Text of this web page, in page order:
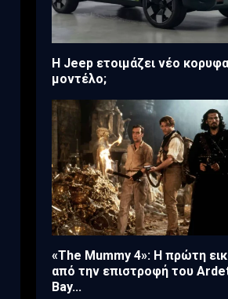
H Jeep ετοιμάζει νέο
μοντέλο;
«The Mummy 4»: Η πρώτη
από την επιστροφή του
Bay...